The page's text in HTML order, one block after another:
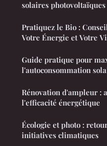
solaires photovoltaïques
Pratiquez le Bio :
Votre Énergie et Votre
Guide pratique pour
l'autoconsommation
Rénovation d'ampleur :
l'efficacité énergétique
Écologie et photo :
initiatives climatiques